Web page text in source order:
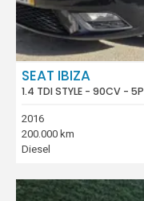
SEAT IBIZA
1.4 TDI STYLE - 90CV - 5P
2016
200.000 km
Diesel